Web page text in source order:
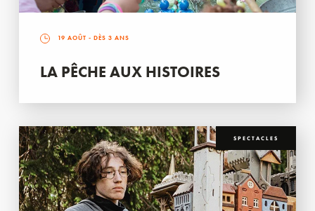
19 AOÛT - DÈS 3 ANS
LA PÊCHE AUX HISTOIRES
SPECTACLES